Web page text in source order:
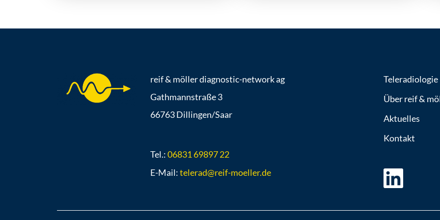
reif & möller diagnostic-network ag
Gathmannstraße 3
66763 Dillingen/Saar
Tel.:06831 69897 22
E-Mail:telerad@reif-moeller.de
Teleradiologie
Über reif &
Aktuelles
Kontakt